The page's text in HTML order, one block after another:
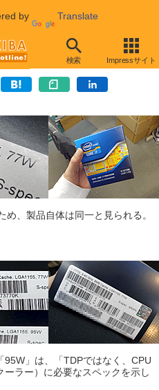
by Translate
検索 Impressサイト
？「77W」に
、製品自体は同一と見られる。
」は、「TDPではなく、CPU
ラー）に必要なスペックを示し